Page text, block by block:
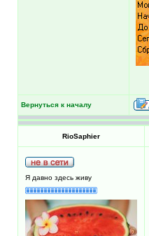
Вернуться к началу
RioSaphier
Я давно здесь живу